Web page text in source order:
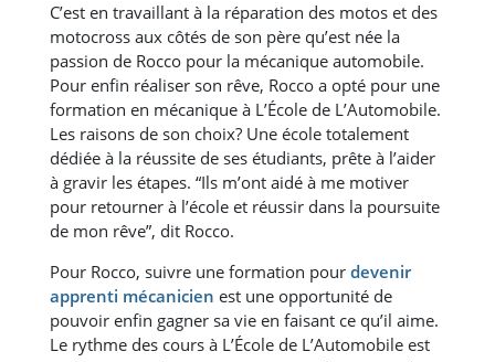
C’est en travaillant à la réparation des motos et des
motocross aux côtés de son père qu’est née la
passion de Rocco pour la mécanique automobile.
Pour enfin réaliser son rêve, Rocco a opté pour une
formation en mécanique à L’École de L’Automobile.
Les raisons de son choix? Une école totalement
dédiée à la réussite de ses étudiants, prête à l’aider
à gravir les étapes. “Ils m’ont aidé à me motiver
pour retourner à l’école et réussir dans la poursuite
de mon rêve”, dit Rocco.
Pour Rocco, suivre une formation pour devenir
apprenti mécanicien est une opportunité de
pouvoir enfin gagner sa vie en faisant ce qu’il aime.
Le rythme des cours à L’École de L’Automobile est